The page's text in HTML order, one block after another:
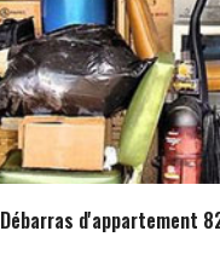
Débarras d'appartement